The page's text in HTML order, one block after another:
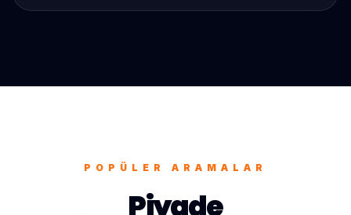
POPÜLER ARAMALAR
Piyade